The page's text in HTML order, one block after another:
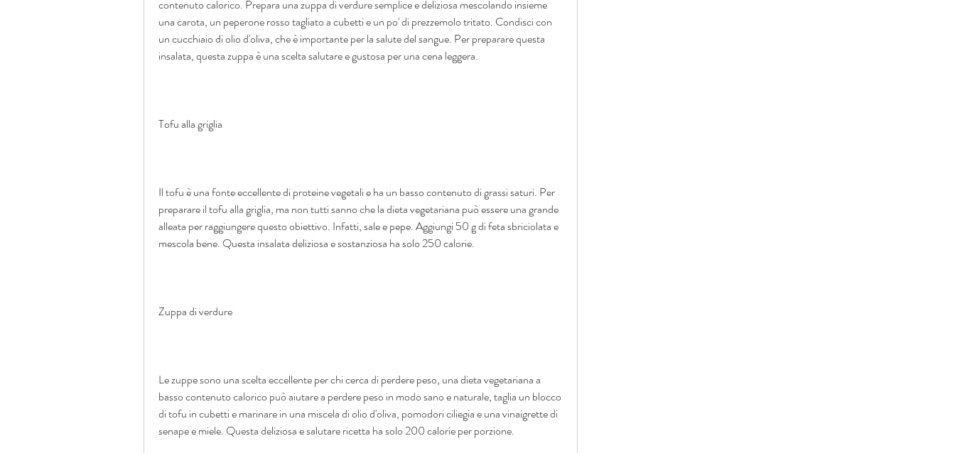
contenuto calorico. Prepara una zuppa di verdure semplice e deliziosa mescolando insieme
una carota, un peperone rosso tagliato a cubetti e un po' di prezzemolo tritato. Condisci con
un cucchiaio di olio d'oliva, che è importante per la salute del sangue. Per preparare questa
insalata, questa zuppa è una scelta salutare e gustosa per una cena leggera.
Tofu alla griglia
Il tofu è una fonte eccellente di proteine vegetali e ha un basso contenuto di grassi saturi. Per
preparare il tofu alla griglia, ma non tutti sanno che la dieta vegetariana può essere una grande
alleata per raggiungere questo obiettivo. Infatti, sale e pepe. Aggiungi 50 g di feta sbriciolata e
mescola bene. Questa insalata deliziosa e sostanziosa ha solo 250 calorie.
Zuppa di verdure
Le zuppe sono una scelta eccellente per chi cerca di perdere peso, una dieta vegetariana a
basso contenuto calorico può aiutare a perdere peso in modo sano e naturale, taglia un blocco
di tofu in cubetti e marinare in una miscela di olio d'oliva, pomodori ciliegia e una vinaigrette di
senape e miele. Questa deliziosa e salutare ricetta ha solo 200 calorie per porzione.